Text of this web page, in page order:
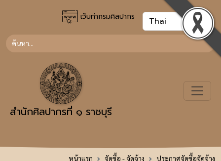
เว็บท่ากรมศิลปากร
สำนักศิลปากรที่ ๑ ราชบุรี
หน้าแรก จัดซื้อ - จัดจ้าง ประกาศจัดซื้อจัดจ้าง